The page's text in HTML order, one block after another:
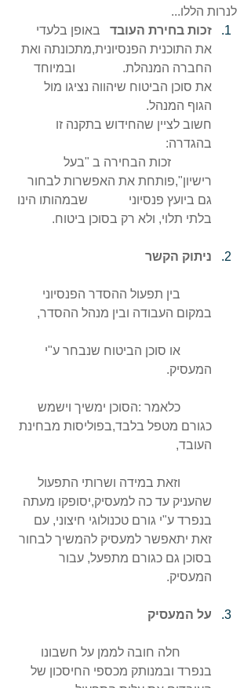
לנרות הללו...
זכות בחירת העובד
באופן בלעדי
את התוכנית הפנסיונית,מתכונתה ואת
החברה המנהלת.               ובמיוחד
את סוכן הביטוח שיהווה נציגו מול
הגוף המנהל.
חשוב לציין שהחידוש בתקנה זו
בהגדרה:
             זכות הבחירה ב "בעל
רישיון",פותחת את האפשרות לבחור
גם ביועץ פנסיוני             שבמהותו הינו
בלתי תלוי, ולא רק בסוכן ביטוח.
ניתוק הקשר
	בין תפעול ההסדר הפנסיוני
במקום העבודה ובין מנהל ההסדר,
	או סוכן הביטוח שנבחר ע"י
המעסיק.
	כלאמר :הסוכן ימשיך וישמש
כגורם מטפל בלבד,בפוליסות מבחינת
העובד,
	וזאת במידה ושרותי התפעול
שהעניק עד כה למעסיק,יסופקו מעתה
בנפרד ע"י גורם טכנולוגי חיצוני, עם
זאת יתאפשר למעסיק להמשיך לבחור
בסוכן גם כגורם מתפעל, עבור
המעסיק.
על המעסיק
	חלה חובה לממן על חשבונו
בנפרד ובמנותק מכספי החיסכון של